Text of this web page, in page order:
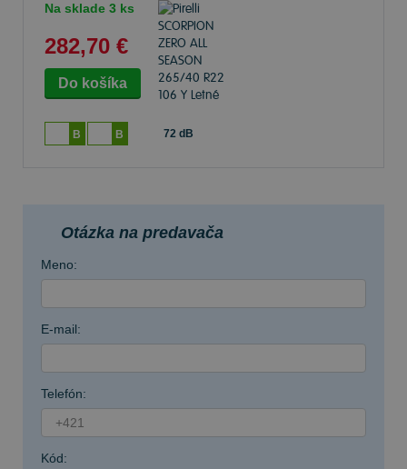
Na sklade 3 ks
282,70 €
B B 72 dB
Otázka na predavača
Meno:
E-mail:
Telefón:
+421
Kód: